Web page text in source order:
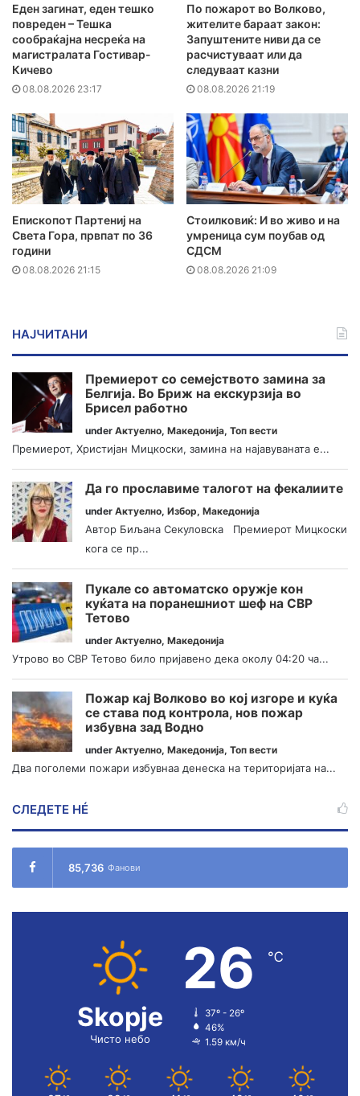
Еден загинат, еден тешко
повреден – Тешка
сообраќајна несреќа на
магистралата Гостивар-
Кичево
08.08.2026 23:17
По пожарот во Волково,
жителите бараат закон:
Запуштените ниви да се
расчистуваат или да
следуваат казни
08.08.2026 21:19
Епископот Партениј на
Света Гора, првпат по 36
години
08.08.2026 21:15
Стоилковиќ: И во живо и на
умреница сум поубав од
СДСМ
08.08.2026 21:09
НАЈЧИТАНИ
Премиерот со семејството замина за
Белгија. Во Бриж на екскурзија во
Брисел работно
under Актуелно, Македонија, Топ вести
Премиерот, Христијан Мицкоски, замина на најавуваната е...
Да го прославиме талогот на фекалиите
under Актуелно, Избор, Македонија
Автор Биљана Секуловска Премиерот Мицкоски
кога се пр...
Пукале со автоматско оружје кон
куќата на поранешниот шеф на СВР
Тетово
under Актуелно, Македонија
Утрово во СВР Тетово било пријавено дека околу 04:20 ча...
Пожар кај Волково во кој изгоре и куќа
се става под контрола, нов пожар
избувна зад Водно
under Актуелно, Македонија, Топ вести
Два поголеми пожари избувнаа денеска на територијата на...
СЛЕДЕТЕ НÉ
85,736 Фанови
Skopje
Чисто небо
26 ℃
37º - 26º
46%
1.59 км/ч